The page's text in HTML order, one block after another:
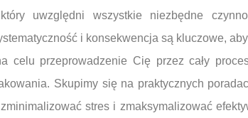
który uwzględni wszystkie niezbędne
i konsekwencja są kluczowe,
celu przeprowadzenie Cię przez cały
Skupimy się na praktycznych
stres i zmaksymalizować